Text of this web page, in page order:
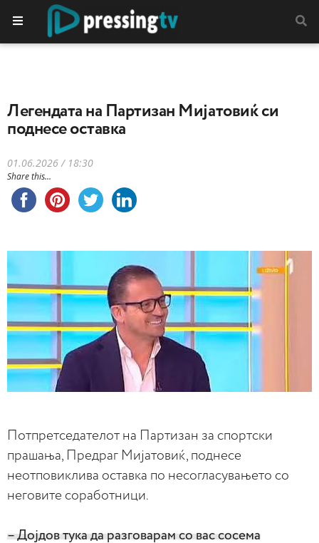
Легендата на Партизан Мијатовиќ си
поднесе оставка
01.06.2026 / 18:30
Share this...
Потпретседателот на Партизан за спортски
прашања, Предраг Мијатовиќ, поднесе
неотповиклива оставка по несогласувањето со
неговите соработници.
– Дојдов тука да разговарам со вас сосема